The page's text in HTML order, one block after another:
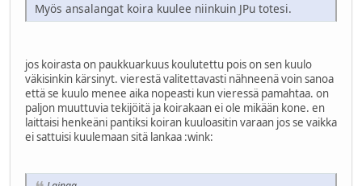
Myös ansalangat koira kuulee niinkuin JPu totesi.
jos koirasta on paukkuarkuus koulutettu pois on sen kuulo
väkisinkin kärsinyt. vierestä valitettavasti nähneenä voin sanoa
että se kuulo menee aika nopeasti kun vieressä pamahtaa. on
paljon muuttuvia tekijöitä ja koirakaan ei ole mikään kone. en
laittaisi henkeäni pantiksi koiran kuuloasitin varaan jos se vaikka
ei sattuisi kuulemaan sitä lankaa :wink: